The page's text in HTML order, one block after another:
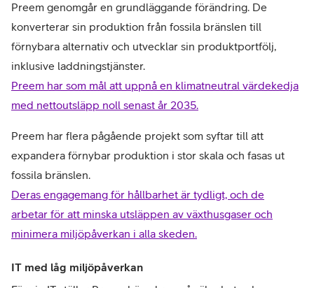
Preem genomgår en grundläggande förändring. De
konverterar sin produktion från fossila bränslen till
förnybara alternativ och utvecklar sin produktportfölj,
inklusive laddningstjänster.
Preem har som mål att uppnå en klimatneutral värdekedja
med nettoutsläpp noll senast år 2035.
Preem har flera pågående projekt som syftar till att
expandera förnybar produktion i stor skala och fasas ut
fossila bränslen.
Deras engagemang för hållbarhet är tydligt, och de
arbetar för att minska utsläppen av växthusgaser och
minimera miljöpåverkan i alla skeden.
IT med låg miljöpåverkan